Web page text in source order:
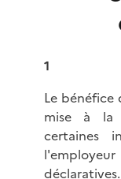
1
Le bénéfice
mise à la
certaines
déclaratives.